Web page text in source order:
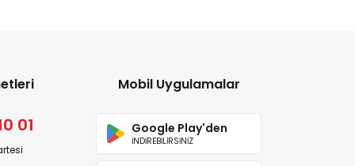
01
Mobil Uygulamalar
Google Play'den
İNDİREBİLİRSİNİZ